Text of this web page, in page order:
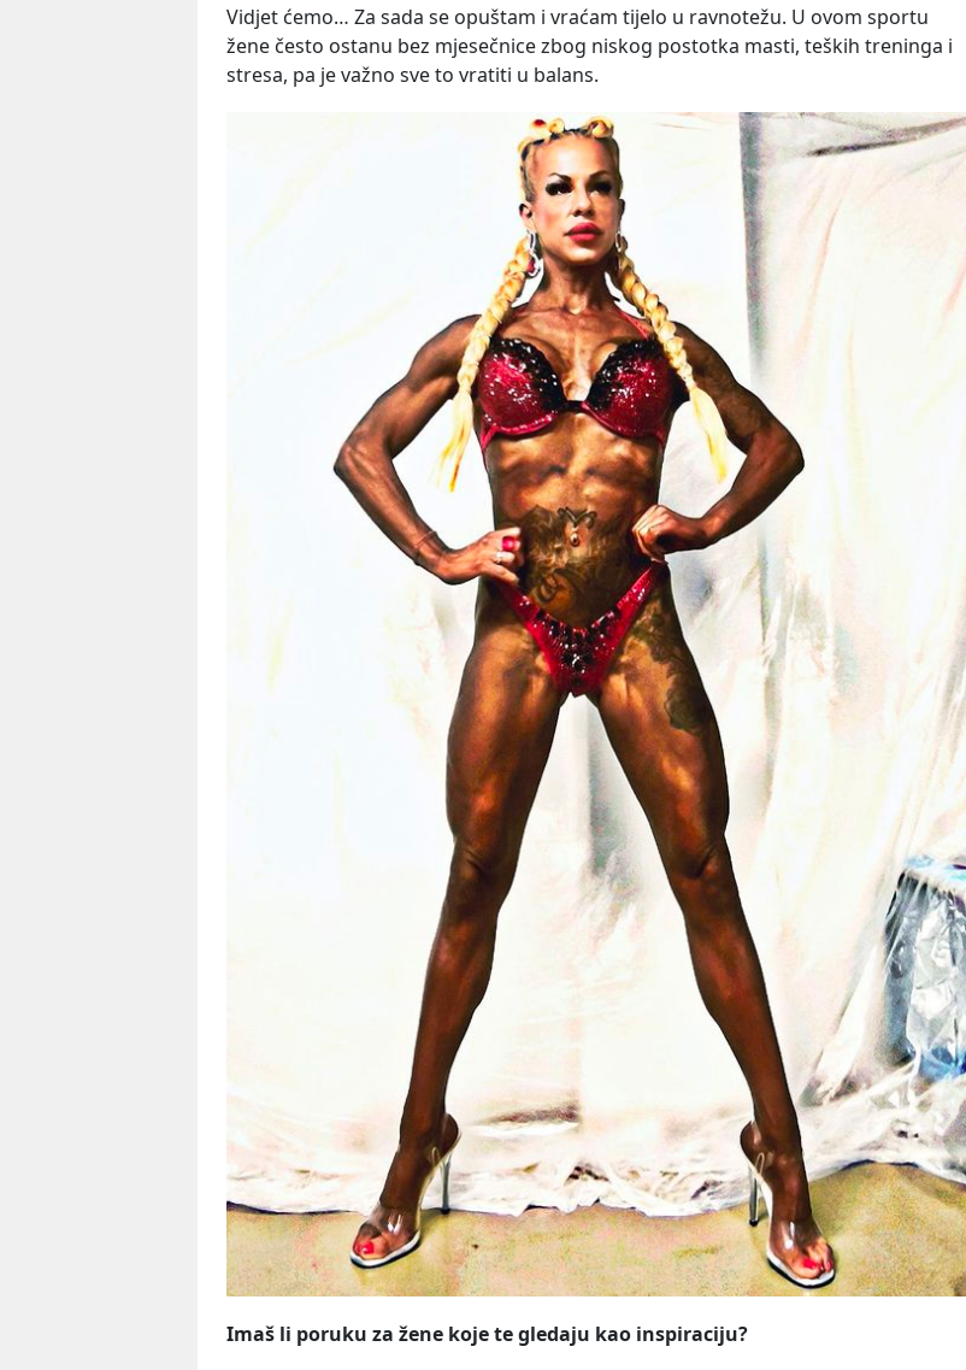
Vidjet ćemo… Za sada se opuštam i vraćam tijelo u ravnotežu. U ovom sportu
žene često ostanu bez mjesečnice zbog niskog postotka masti, teških treninga i
stresa, pa je važno sve to vratiti u balans.
Imaš li poruku za žene koje te gledaju kao inspiraciju?